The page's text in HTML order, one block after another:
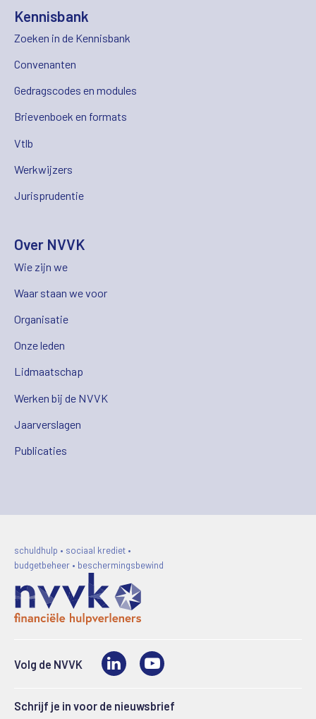
Kennisbank
Zoeken in de Kennisbank
Convenanten
Gedragscodes en modules
Brievenboek en formats
Vtlb
Werkwijzers
Jurisprudentie
Over NVVK
Wie zijn we
Waar staan we voor
Organisatie
Onze leden
Lidmaatschap
Werken bij de NVVK
Jaarverslagen
Publicaties
schuldhulp • sociaal krediet •
budgetbeheer • beschermingsbewind
Volg de NVVK LinkedIn
Schrijf je in voor de nieuwsbrief